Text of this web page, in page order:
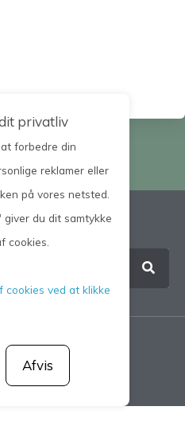
Rights Reserved
privatliv
forbedre din
reklamer eller
på vores netsted.
du dit samtykke
cookies.
ved at klikke
Afvis